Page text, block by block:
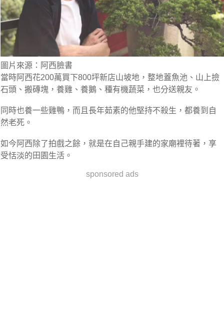
圖片來源：阿西臉書
當時阿西花200萬買下800坪新店山坡地，整地蓋魚池、山上撿
石頭、搬磚塊，養雞、養鵝、種有機蔬菜，也分送親友。
同時也養一些雞鴨，而且長年茹素的他堅持不殺生，都養到自
然老死。
如今阿西除了拍戲之餘，就是在自己親手建的家廟裡待著，享
受恬淡的田園生活。
sponsored ads